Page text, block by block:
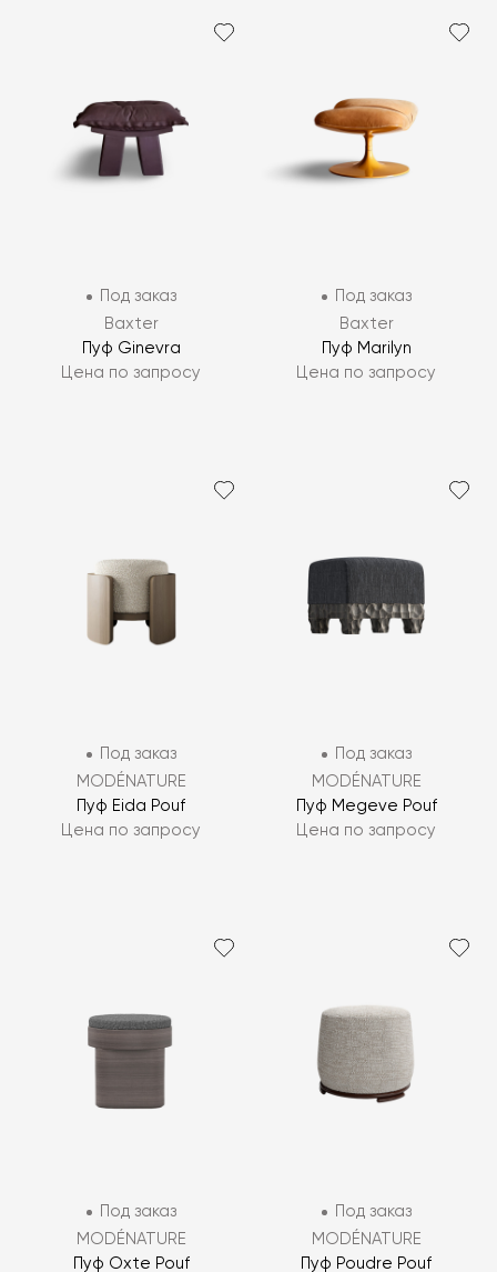
Под заказ
Baxter
Пуф Ginevra
Цена по запросу
Под заказ
Baxter
Пуф Marilyn
Цена по запросу
Под заказ
MODÉNATURE
Пуф Eida Pouf
Цена по запросу
Под заказ
MODÉNATURE
Пуф Megeve Pouf
Цена по запросу
Под заказ
MODÉNATURE
Пуф Oxte Pouf
Под заказ
MODÉNATURE
Пуф Poudre Pouf